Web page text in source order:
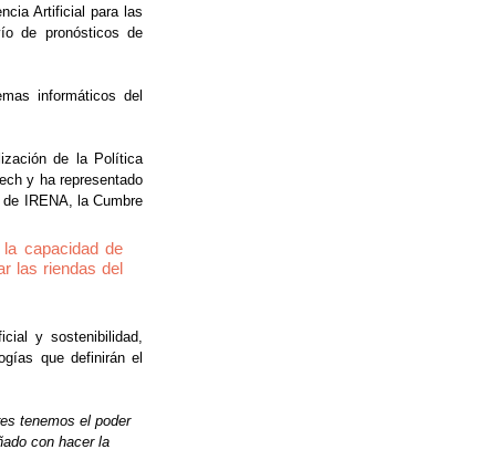
Artificial para las
de pronósticos de
informáticos del
de la Política
y ha representado
IRENA, la Cumbre
capacidad de
las riendas del
y sostenibilidad,
que definirán el
tenemos el poder
con hacer la